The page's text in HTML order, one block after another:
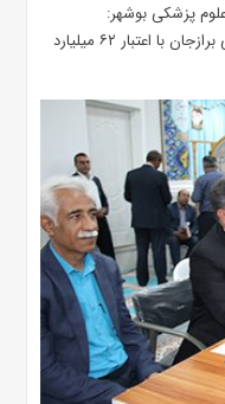
پزشکی بوشهر:
پروژه‌های عمرانی بیمارستان شهید گنجی برازجان با اعتبار ۶۲ میلیارد